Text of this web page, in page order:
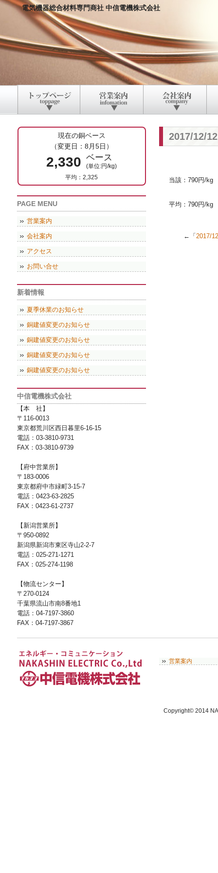
電気機器総合材料専門商社 中信電機株式会社
2017/12/
当該：790円/kg
平均：790円/kg
←「 2017/
現在の銅ベース
（変更日：8月5日）
2,330 ベース
(単位:円/kg)
平均：2,325
PAGE MENU
営業案内
会社案内
アクセス
お問い合せ
新着情報
夏季休業のお知らせ
銅建値変更のお知らせ
銅建値変更のお知らせ
銅建値変更のお知らせ
銅建値変更のお知らせ
中信電機株式会社
【本 社】
〒116-0013
東京都荒川区西日暮里6-16-15
電話：03-3810-9731
FAX：03-3810-9739
【府中営業所】
〒183-0006
東京都府中市緑町3-15-7
電話：0423-63-2825
FAX：0423-61-2737
【新潟営業所】
〒950-0892
新潟県新潟市東区寺山2-2-7
電話：025-271-1271
FAX：025-274-1198
【物流センター】
〒270-0124
千葉県流山市南8番地1
電話：04-7197-3860
FAX：04-7197-3867
営業案内
Copyright© 2014